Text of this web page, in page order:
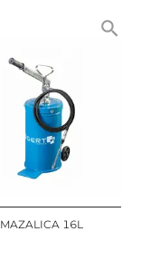
MAZALICA 16L